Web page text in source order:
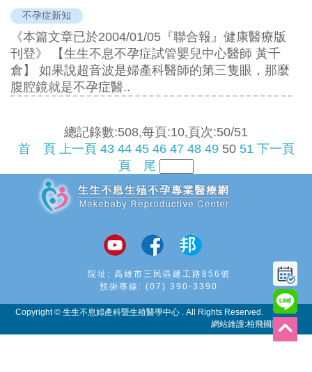
不孕症新知
《本篇文章已於2004/01/05『聯合報』健康醫療版
刊登》 【生生不息不孕症試管嬰兒中心醫師 黃千
倉】 如果說超音波是婦產科醫師的第三隻眼，那麼
腹腔鏡就是不孕症醫..
總記錄數:508,每頁:10,頁次:50/51
首 頁
上一頁 43 44 45 46 47 48 49 50 51 下一頁
頁 尾
院址: 高雄市三民區建工路856號
預掛專線: (07) 390-3390
Copyright © 生生不息婦產科暨生殖醫學中心 . All Rights Reserved.
網站維護:柏飛國際科技